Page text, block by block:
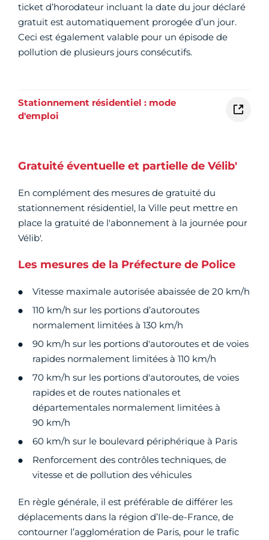
ticket d’horodateur incluant la date du jour déclaré
gratuit est automatiquement prorogée d’un jour.
Ceci est également valable pour un épisode de
pollution de plusieurs jours consécutifs.
Stationnement résidentiel : mode
d'emploi
Gratuité éventuelle et partielle de Vélib'
En complément des mesures de gratuité du
stationnement résidentiel, la Ville peut mettre en
place la gratuité de l'abonnement à la journée pour
Vélib'.
Les mesures de la Préfecture de Police
Vitesse maximale autorisée abaissée de 20 km/h
110 km/h sur les portions d’autoroutes
normalement limitées à 130 km/h
90 km/h sur les portions d'autoroutes et de voies
rapides normalement limitées à 110 km/h
70 km/h sur les portions d'autoroutes, de voies
rapides et de routes nationales et
départementales normalement limitées à
90 km/h
60 km/h sur le boulevard périphérique à Paris
Renforcement des contrôles techniques, de
vitesse et de pollution des véhicules
En règle générale, il est préférable de différer les
déplacements dans la région d’Ile-de-France, de
contourner l’agglomération de Paris, pour le trafic